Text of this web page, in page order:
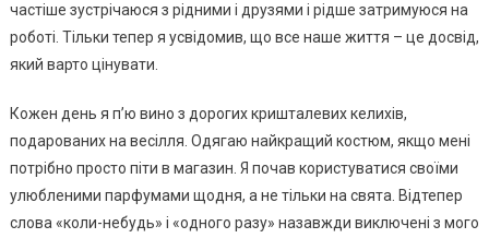
частіше зустрічаюся з рідними і друзями і рідше затримуюся на
роботі. Тільки тепер я усвідомив, що все наше життя – це досвід,
який варто цінувати.
Кожен день я п’ю вино з дорогих кришталевих келихів,
подарованих на весілля. Одягаю найкращий костюм, якщо мені
потрібно просто піти в магазин. Я почав користуватися своїми
улюбленими парфумами щодня, а не тільки на свята. Відтепер
слова «коли-небудь» і «одного разу» назавжди виключені з мого